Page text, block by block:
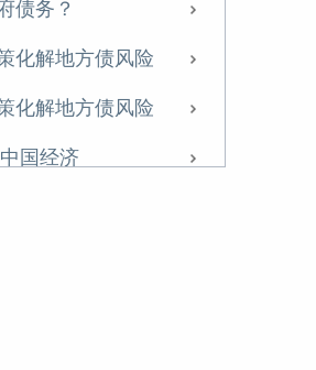
债务？
化解地方债风险
化解地方债风险
国经济